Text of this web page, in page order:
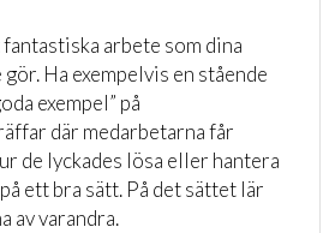
arbete som dina
Ha exempelvis en stående
exempel” på
där medarbetarna får
de lyckades lösa eller hantera
ett bra sätt. På det sättet lär
av varandra.